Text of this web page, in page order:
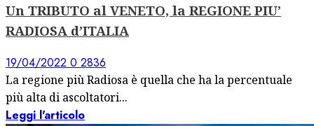
Un TRIBUTO al VENETO, la REGIONE PIU’
RADIOSA d’ITALIA
19/04/2022 0 2836
La regione più Radiosa è quella che ha la percentuale
più alta di ascoltatori...
Leggi l'articolo